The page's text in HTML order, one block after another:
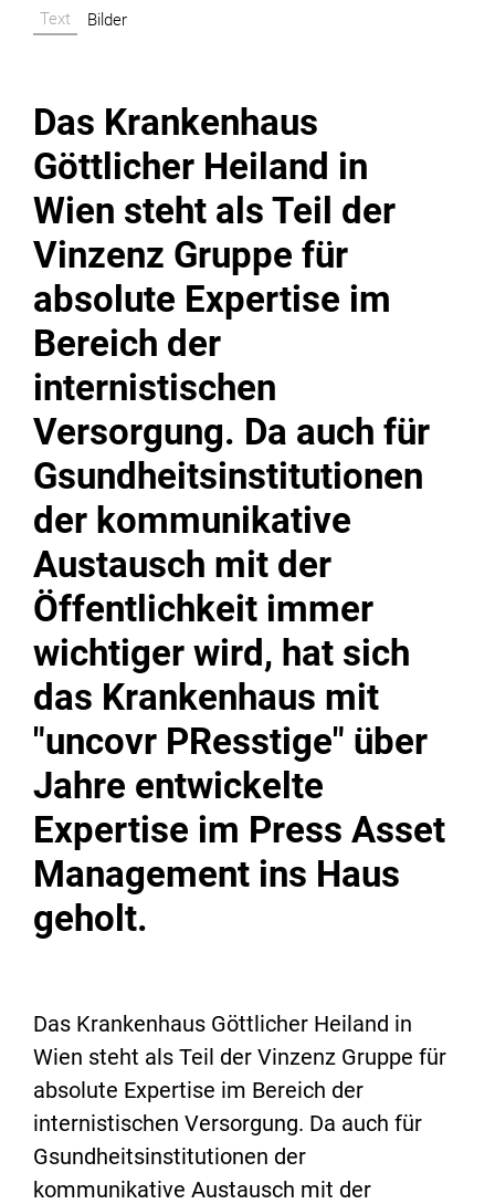
Text Bilder
Das Krankenhaus
Göttlicher Heiland in
Wien steht als Teil der
Vinzenz Gruppe für
absolute Expertise im
Bereich der
internistischen
Versorgung. Da auch für
Gsundheitsinstitutionen
der kommunikative
Austausch mit der
Öffentlichkeit immer
wichtiger wird, hat sich
das Krankenhaus mit
"uncovr PResstige" über
Jahre entwickelte
Expertise im Press Asset
Management ins Haus
geholt.
Das Krankenhaus Göttlicher Heiland in
Wien steht als Teil der Vinzenz Gruppe für
absolute Expertise im Bereich der
internistischen Versorgung. Da auch für
Gsundheitsinstitutionen der
kommunikative Austausch mit der